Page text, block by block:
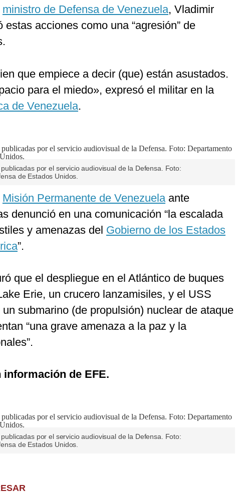
ministro de Defensa de Venezuela, Vladimir
estas acciones como una “agresión” de
que empiece a decir (que) están asustados.
para el miedo», expresó el militar en la
de Venezuela.
por el servicio audiovisual de la Defensa. Foto:
de Estados Unidos.
Misión Permanente de Venezuelaante
denunció en una comunicación “la escalada
y amenazas del Gobierno de los Estados
”.
que el despliegue en el Atlántico de buques
Erie, un crucero lanzamisiles, y el USS
submarino (de propulsión) nuclear de ataque
“una grave amenaza a la paz y la
información de EFE.
por el servicio audiovisual de la Defensa. Foto:
de Estados Unidos.